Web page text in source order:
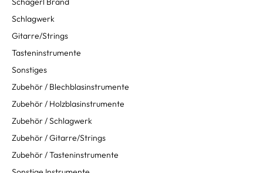
Schlagwerk
Gitarre/Strings
Tasteninstrumente
Sonstiges
Zubehör / Blechblasinstrumente
Zubehör / Holzblasinstrumente
Zubehör / Schlagwerk
Zubehör / Gitarre/Strings
Zubehör / Tasteninstrumente